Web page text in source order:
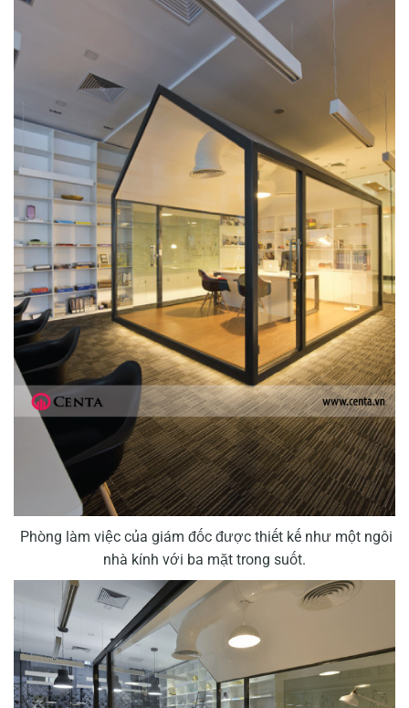
Phòng làm việc của giám đốc được thiết kế như một ngôi
nhà kính với ba mặt trong suốt.